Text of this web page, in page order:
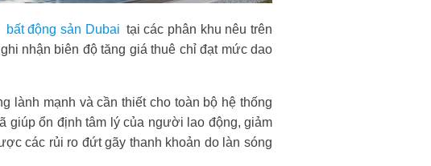
bất động sản Dubai tại các phân khu nêu trên
nhận biên độ tăng giá thuê chỉ đạt mức dao
lành mạnh và cần thiết cho toàn bộ hệ thống
giúp ổn định tâm lý của người lao động, giảm
các rủi ro đứt gãy thanh khoản do làn sóng